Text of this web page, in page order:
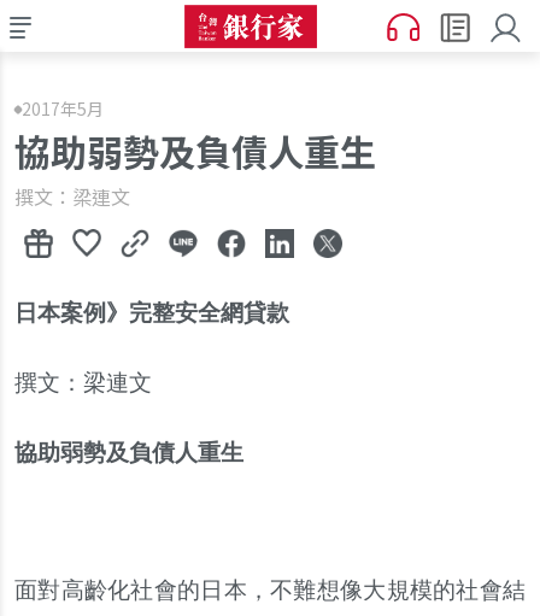
2017年5月
協助弱勢及負債人重生
撰文：梁連文
日本案例 》 完整安全網貸款
撰文 ： 梁連文
協助弱勢及負債人重生
面對高齡化社會的日本 ，不難想像大規模的社會結